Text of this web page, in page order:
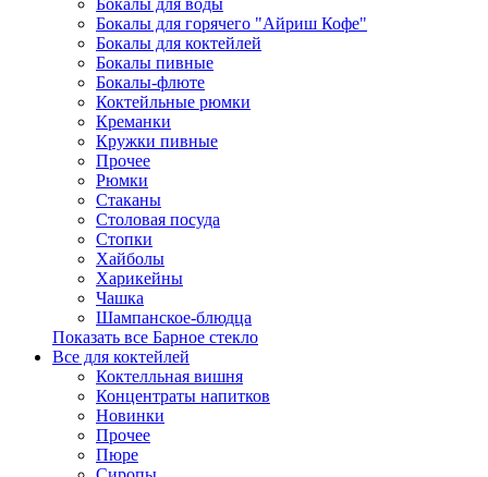
Бокалы для воды
Бокалы для горячего "Айриш Кофе"
Бокалы для коктейлей
Бокалы пивные
Бокалы-флюте
Коктейльные рюмки
Креманки
Кружки пивные
Прочее
Рюмки
Стаканы
Столовая посуда
Стопки
Хайболы
Харикейны
Чашка
Шампанское-блюдца
Показать все Барное стекло
Все для коктейлей
Коктелльная вишня
Концентраты напитков
Новинки
Прочее
Пюре